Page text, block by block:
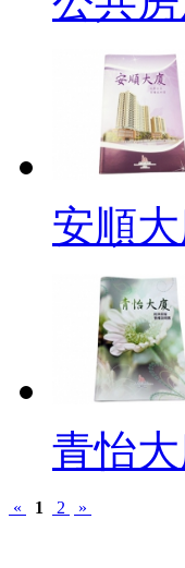
安順
青怡
« 1 2 »